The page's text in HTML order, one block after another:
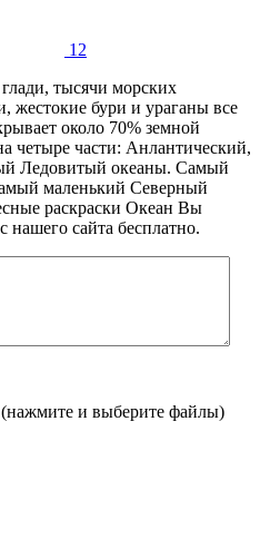
12
тысячи морских
жестокие бури и ураганы все
около 70% земной
четыре части: Анлантический,
Ледовитый океаны. Самый
маленький Северный
раскраски Океан Вы
нашего сайта бесплатно.
и выберите файлы)